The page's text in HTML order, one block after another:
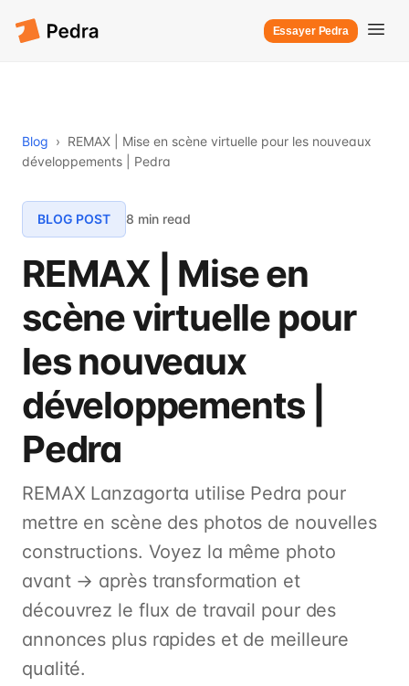
Essayer Pedra
Blog › REMAX | Mise en scène virtuelle pour les nouveaux
développements | Pedra
BLOG POST 8 min read
REMAX | Mise en
scène virtuelle pour
les nouveaux
développements |
Pedra
REMAX Lanzagorta utilise Pedra pour
mettre en scène des photos de nouvelles
constructions. Voyez la même photo
avant → après transformation et
découvrez le flux de travail pour des
annonces plus rapides et de meilleure
qualité.